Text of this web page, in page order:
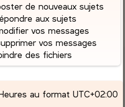
de nouveaux sujets
aux sujets
vos messages
vos messages
des fichiers
au format UTC+02:00